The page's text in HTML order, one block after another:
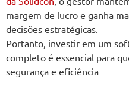
margem de lucro e ganha
decisões estratégicas.
Portanto, investir em um
completo é essencial para
segurança e eficiência